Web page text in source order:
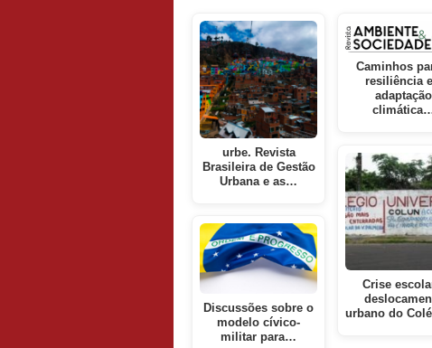
urbe. Revista
Brasileira de Gestão
Urbana e as…
Discussões sobre o
modelo cívico-
militar para…
Caminhos
resiliência
adaptação
Crise
urbano do